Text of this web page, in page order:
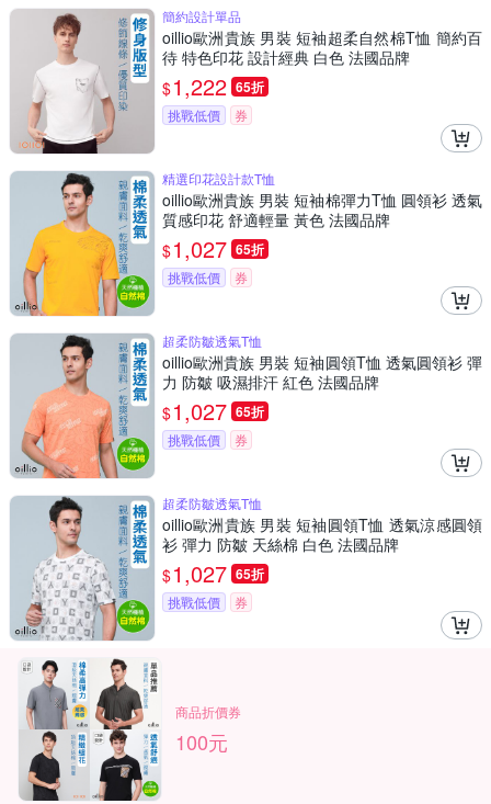
簡約設計單品
oillio歐洲貴族 男裝 短袖超柔自然棉T恤 簡約百
待 特色印花 設計經典 白色 法國品牌
$1,222 65折
挑戰低價 券
精選印花設計款T恤
oillio歐洲貴族 男裝 短袖棉彈力T恤 圓領衫 透氣
質感印花 舒適輕量 黃色 法國品牌
$1,027 65折
挑戰低價 券
超柔防皺透氣T恤
oillio歐洲貴族 男裝 短袖圓領T恤 透氣圓領衫 彈
力 防皺 吸濕排汗 紅色 法國品牌
$1,027 65折
挑戰低價 券
超柔防皺透氣T恤
oillio歐洲貴族 男裝 短袖圓領T恤 透氣涼感圓領
衫 彈力 防皺 天絲棉 白色 法國品牌
$1,027 65折
挑戰低價 券
商品折價券
100元